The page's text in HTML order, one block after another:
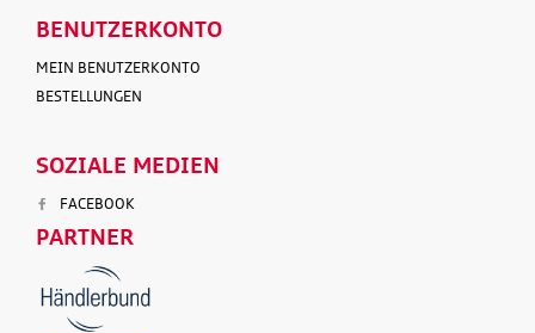
BENUTZERKONTO
MEIN BENUTZERKONTO
BESTELLUNGEN
SOZIALE MEDIEN
FACEBOOK
PARTNER